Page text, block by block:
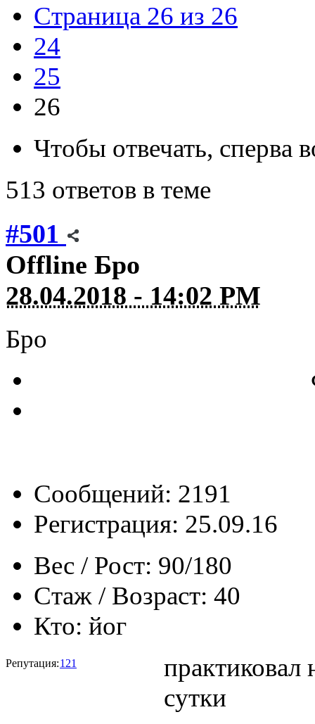
Страница 26 из 26
24
25
26
Чтобы отвечать, сперва
513 ответов в теме
#501
Offline Бро
28.04.2018 - 14:02 PM
Бро
Сообщений: 2191
Регистрация: 25.09.16
Вес / Рост: 90/180
Стаж / Возраст: 40
Кто: йог
Репутация:121
практиковал
сутки